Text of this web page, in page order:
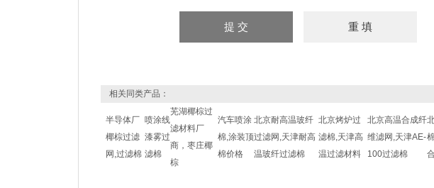
相关同类产品：
半导体厂
椰棕过滤
网,过滤棉
喷涂线
漆雾过
滤棉
芜湖椰棕过
滤材料厂
商，枣庄椰
棕
汽车喷涂
棉,涂装顶
棉价格
北京耐高温玻纤
过滤网,天津耐高
温玻纤过滤棉
北京烤炉过
滤棉,天津高
温过滤材料
北京高温合成纤
维滤网,天津AE-
100过滤棉